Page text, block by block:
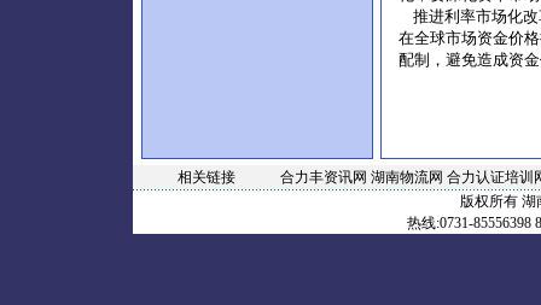
推进利率市场化改
在全球市场资金价
配制，避免造成资
相关链接 合力丰资讯网 湖南物流网 合力认证培训
版权所有 湖
热线:0731-85556398